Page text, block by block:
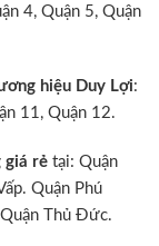
4, Quận 5, Quận
hiệu Duy Lợi:
11, Quận 12.
giá rẻ tại: Quận
Quận Phú
Quận Thủ Đức.